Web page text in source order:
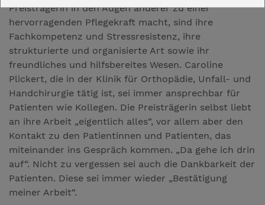
Preisträgerin in den Augen anderer zu einer
hervorragenden Pflegekraft macht, sind ihre
Fachkompetenz und Stressresistenz, ihre
strukturierte und organisierte Art sowie ihr
freundliches und hilfsbereites Wesen. Caroline
Plickert, die in der Klinik für Orthopädie, Unfall- und
Handchirurgie tätig ist, sei immer ansprechbar für
Patienten wie Kollegen. Die Preisträgerin selbst liebt
an ihre Arbeit „eigentlich alles“, vor allem aber den
Kontakt zu den Patientinnen und Patienten, das
miteinander ins Gespräch kommen. „Da gehe ich drin
auf“. Nicht zu vergessen sei auch die Dankbarkeit der
Patienten. Diese sei immer wieder „Bestätigung
meiner Arbeit“.